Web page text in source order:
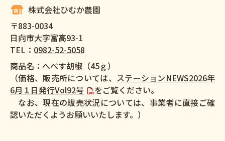
株式会社ひむか農園
〒883-0034
日向市大字富高93-1
TEL： 0982-52-5058
商品名：へべす胡椒（45ｇ）
（価格、販売所については、 ステーションNEWS2026年
6月１日発行Vol92号
をご覧ください。
なお、現在の販売状況については、事業者に直接ご確
認いただくようお願いいたします。）